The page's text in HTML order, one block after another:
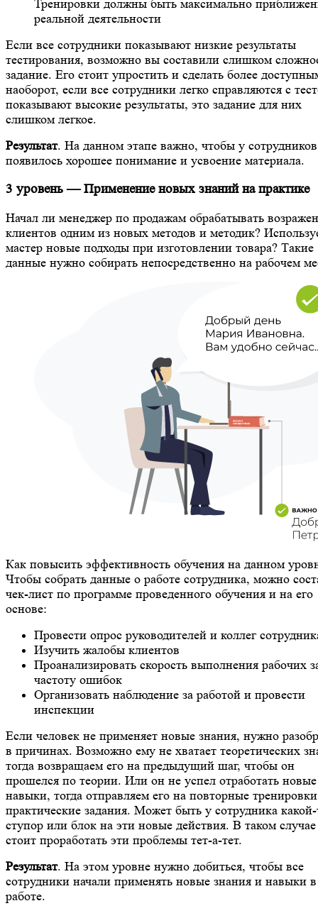
Тренировки должны быть максимально
реальной деятельности
Если все сотрудники показывают низкие результаты
тестирования, возможно вы составили слишком
задание. Его стоит упростить и сделать более
наоборот, если все сотрудники легко справляются с
показывают высокие результаты, это задание для них
слишком легкое.
Результат. На данном этапе важно, чтобы у сотрудников
появилось хорошее понимание и усвоение материала.
3 уровень — Применение новых знаний на практике
Начал ли менеджер по продажам обрабатывать
клиентов одним из новых методов и методик?
мастер новые подходы при изготовлении товара? Такие
данные нужно собирать непосредственно на рабочем
Как повысить эффективность обучения на данном
Чтобы собрать данные о работе сотрудника, можно
чек-лист по программе проведенного обучения и на его
основе:
Провести опрос руководителей и коллег
Изучить жалобы клиентов
Проанализировать скорость выполнения рабочих
частоту ошибок
Организовать наблюдение за работой и провести
инспекции
Если человек не применяет новые знания, нужно
в причинах. Возможно ему не хватает теоретических
тогда возвращаем его на предыдущий шаг, чтобы он
прошелся по теории. Или он не успел отработать новые
навыки, тогда отправляем его на повторные
практические задания. Может быть у сотрудника
ступор или блок на эти новые действия. В таком случае
стоит проработать эти проблемы тет-а-тет.
Результат. На этом уровне нужно добиться, чтобы все
сотрудники начали применять новые знания и навыки в
работе.